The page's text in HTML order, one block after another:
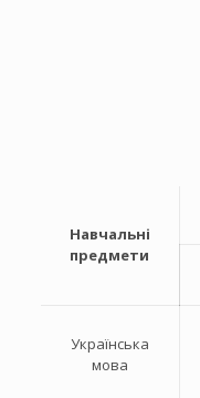
Навчальні
предмети
Українська
мова